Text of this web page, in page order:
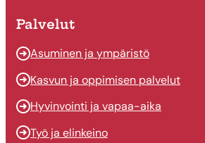
Palvelut
Asuminen ja ympäristö
Kasvun ja oppimisen palvelut
Hyvinvointi ja vapaa-aika
Työ ja elinkeino